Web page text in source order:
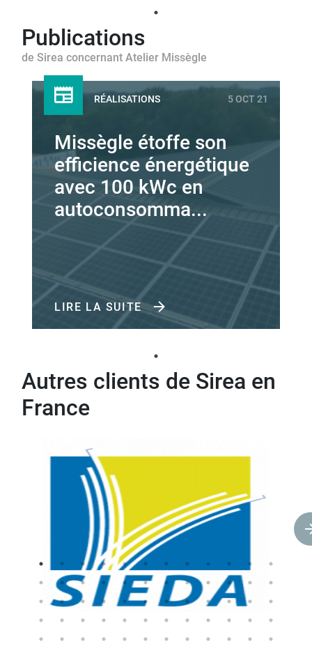
Publications
de Sirea concernant Atelier Missègle
RÉALISATIONS 5 OCT 21
Missègle étoffe son
efficience énergétique
avec 100 kWc en
autoconsomma...
LIRE LA SUITE
Autres clients de Sirea en
France